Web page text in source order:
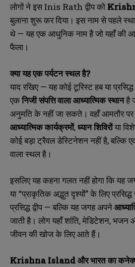
लोगों ने इसInis Rath द्वीप को
बुलाना शुरू कर दिया। इस नाम से पहले
थे — यह एक आधुनिक नाम है जो यहाँ की
फैला।
क्या यह एक पर्यटन स्थल है?
याद रखिए — यह कोई टूरिस्ट हब या
एकनिजी संपत्ति वाला आध्यात्मिक स्थानहै
अनुमति के नहीं जा सकते। वहाँ आमतौर पर
आध्यात्मिक कार्यक्रमों,ध्यान शिविरोंया
कोई बड़ा ट्रैवल डेस्टिनेशन नहीं है,बल्कि
वाला स्थल है।
इसलिए यह कहना गलत नहीं होगा कि यह
या “प्राकृतिक अद्भुत दृश्यों” के लिए
प्रसिद्ध द्वीप — बल्कि यह जगह अपने
जाती है। लोग यहाँ शांति,मेडिटेशन,भजन
जीवन की खोज के लिए आते हैं।
Krishna Islandऔर भारत का